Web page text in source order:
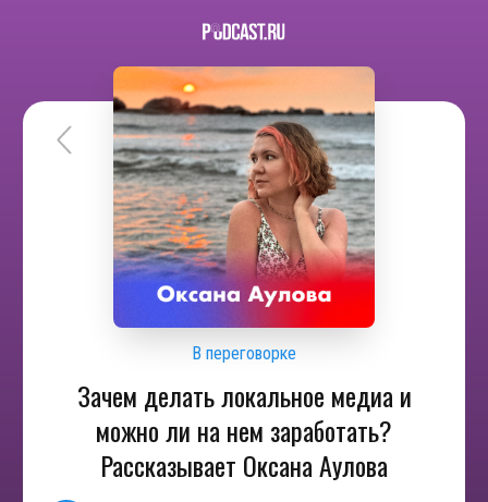
В переговорке
Зачем делать локальное медиа и
можно ли на нем заработать?
Рассказывает Оксана Аулова